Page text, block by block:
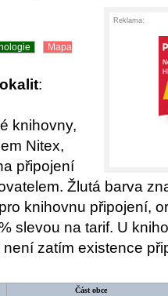
Reklama:
Mapa
:
knihovny,
Nitex,
připojení
Žlutá barva
knihovnu připojení,
slevou na tarif. U
zatím existence
Část obce